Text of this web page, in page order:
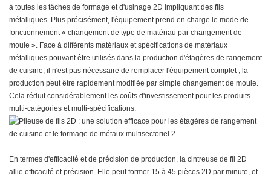
à toutes les tâches de formage et d'usinage 2D impliquant des fils
métalliques. Plus précisément, l'équipement prend en charge le mode de
fonctionnement « changement de type de matériau par changement de
moule ». Face à différents matériaux et spécifications de matériaux
métalliques pouvant être utilisés dans la production d'étagères de rangement
de cuisine, il n'est pas nécessaire de remplacer l'équipement complet ; la
production peut être rapidement modifiée par simple changement de moule.
Cela réduit considérablement les coûts d'investissement pour les produits
multi-catégories et multi-spécifications.
En termes d'efficacité et de précision de production, la cintreuse de fil 2D
allie efficacité et précision. Elle peut former 15 à 45 pièces 2D par minute, et